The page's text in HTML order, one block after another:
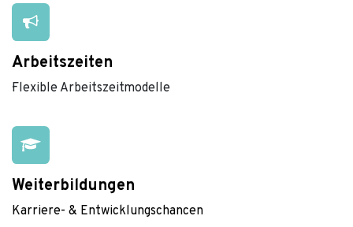
Arbeitszeiten
·Flexible Arbeitszeitmodelle
Weiterbildungen
Karriere- & Entwicklungschancen